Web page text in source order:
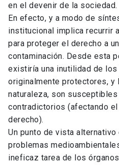
en el devenir de la sociedad.
En efecto, y a modo de
institucional implica recurrir
para proteger el derecho a
contaminación. Desde esta
existiría una inutilidad de
originalmente protectores,
naturaleza, son
contradictorios (afectando
derecho).
Un punto de vista
problemas
ineficaz tarea de los